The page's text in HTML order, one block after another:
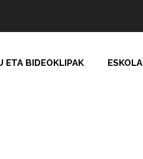
ETA BIDEOKLIPAK ESKOLA